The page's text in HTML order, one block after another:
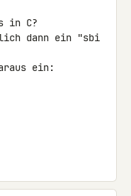
in C?
dann ein "sbi
ein: